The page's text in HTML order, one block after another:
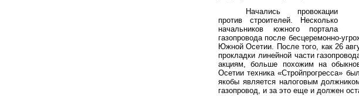
Начались провокации
против строителей. Несколько
начальников южного портала
газопровода после бесцеремонно-
Южной Осетии. После того, как 26
прокладки линейной части
акциям, больше похожим на
Осетии техника «Стройпрогресса»
якобы является налоговым
газопровод, и за это еще и должен